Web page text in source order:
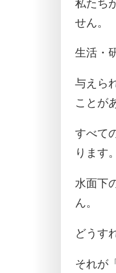
私たち
せん。
生活・
与えら
ことが
すべて
ります。
水面下
ん。
どうす
それが